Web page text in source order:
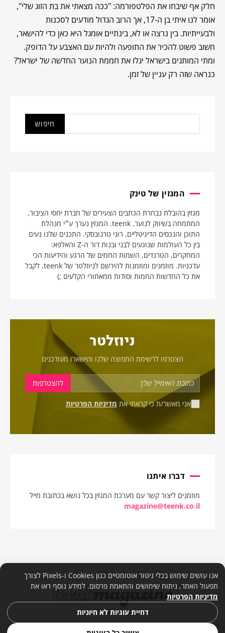
חלק אף שיבחו את הפלטפורמה: "ככה מצאתי את בת הזוג שלי",
אומר לנו איתי בן ה-17, אך הרוב הגדול מודעים לסכנות
ולבעייתיות. בין נרצה או לא, בינתיים אומגל היא כאן כדי להישאר,
חשוב פשוט להכיר את התופעה ולהיות עם האצבע על הדופק.
ומתי המותגים בישראל יגלו את חממת הנוער החדשה של ישראל?
כנראה שזה רק עניין של זמן.
המגזין של טינק
מגזין בהובלת נבחרת הכתבים הצעירים של חברת יחסי הציבור,
המתמחה בשיווק לנוער, teenk. המגזין נערך ע״י מנהלת
התוכן והנכסים הדיגיטליים, רוני טרנובסקי. התכנים שלנו נעים
בין כל העולמות שנוגעים לבני ובנות דור ה-Z והאלפא:
המחקרים, הטרנדים, השמות החמים של הרגע והידיעות הכי
עדכניות. מוזמנים ומוזמנות להירשם לניוזלטר של teenk, לקבל
את כל החדשות החמות וסודות ממאחורי הקלעים ;)
ניוזלטר
הצטרפו לרשימת התפוצה שלנו והישארו מעודכנים
אני מאשר/ת כי קראתי את מדיניות הפרטיות
דברו איתנו
מוזמנים ליצור קשר עם מערכת המגזין בכל נושא בכתובת מייל
magazine@teenk.co.il
אנו עושים שימוש בכלי ניטור אוטומטיים כגון Cookies ו-Pixels לצורך
תפעול האתר, ניתוח שימושים והתאמת פרסום. למידע נוסף ראו את
מדיניות הפרטיות
דחיית עוגיות לא חיוניות